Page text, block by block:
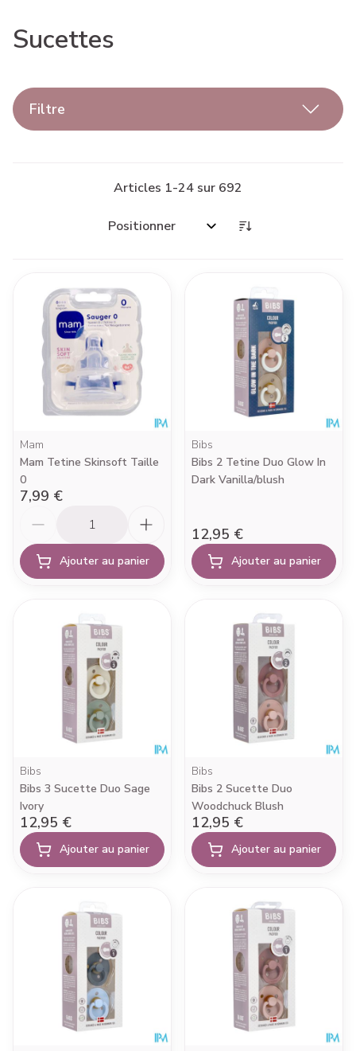
Sucettes
Filtre
Articles 1-24 sur 692
Trier par:
Mam
Mam Tetine Skinsoft Taille
0
7,99 €
Ajouter au panier
Bibs
Bibs 2 Tetine Duo Glow In
Dark Vanilla/blush
12,95 €
Ajouter au panier
Bibs
Bibs 3 Sucette Duo Sage
Ivory
12,95 €
Ajouter au panier
Bibs
Bibs 2 Sucette Duo
Woodchuck Blush
12,95 €
Ajouter au panier